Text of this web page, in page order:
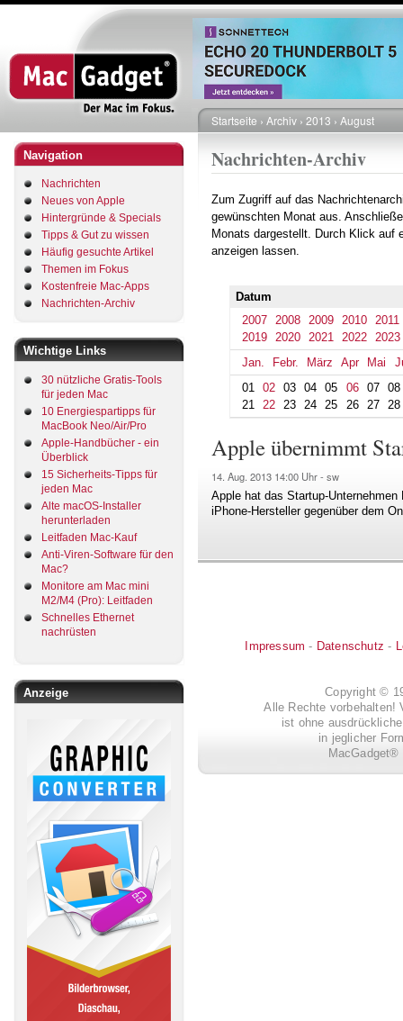
Direkt
zum
Inhalt
Navigation
Nachrichten
Neues von Apple
Hintergründe & Specials
Tipps & Gut zu wissen
Häufig gesuchte Artikel
Themen im Fokus
Kostenfreie Mac-Apps
Nachrichten-Archiv
Wichtige Links
30 nützliche Gratis-Tools
für jeden Mac
10 Energiespartipps für
MacBook Neo/Air/Pro
Apple-Handbücher - ein
Überblick
15 Sicherheits-Tipps für
jeden Mac
Alte macOS-Installer
herunterladen
Leitfaden Mac-Kauf
Anti-Viren-Software für den
Mac?
Monitore am Mac mini
M2/M4 (Pro): Leitfaden
Schnelles Ethernet
nachrüsten
Anzeige
Pfadnavigation
Startseite Archiv 2013 August
Nachrichten-Archiv
Zum Zugriff auf das
gewünschten Monat aus.
Monats dargestellt. Durch Klick auf
anzeigen lassen.
Datum
2007
2008 2009 2010
2011
2019
2020 2021 2022
2023
Jan.
Febr. März Apr Mai
01
02 03 04 05 06 07
08
21
22 23 24 25 26 27 28
Apple übernimmt
14. Aug. 2013 14:00 Uhr - sw
Apple hat das Startup-
iPhone-Hersteller gegenüber dem
Impressum - Datenschutz -
Copyright ©
Alle Rechte vorbehalten!
ist ohne
in jeglicher
MacGadget®